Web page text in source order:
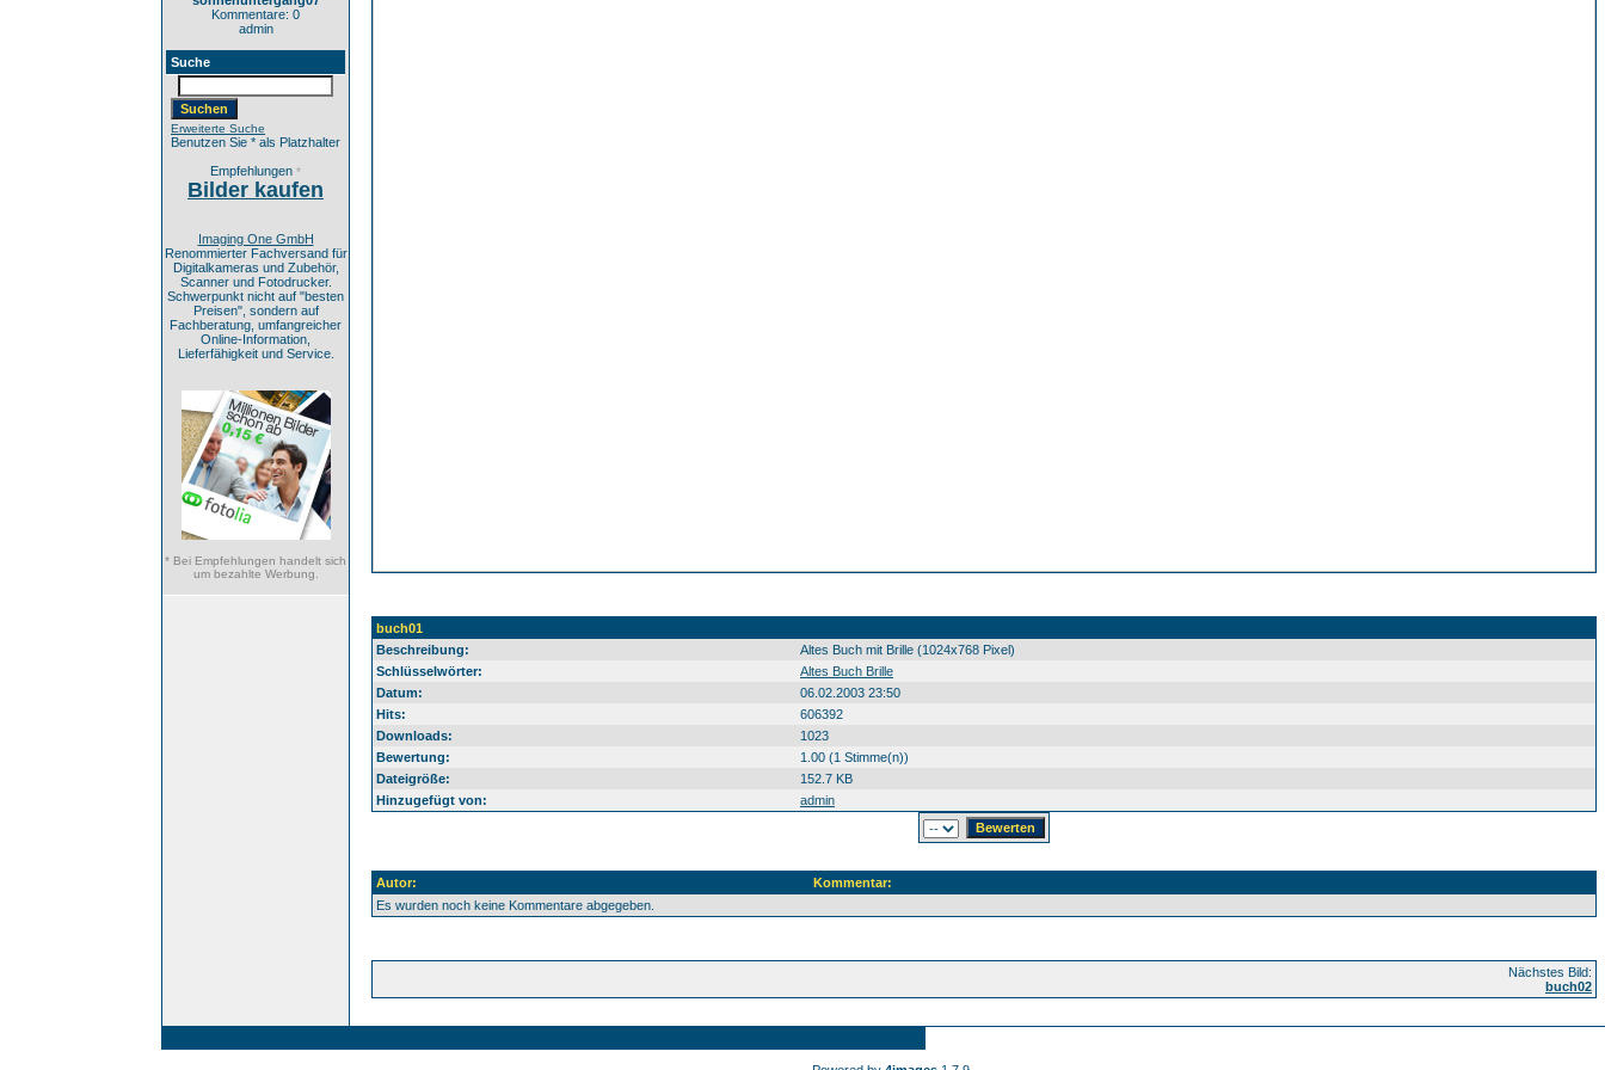
Kommentare: 0
admin
Suche
Erweiterte Suche
Benutzen Sie * als Platzhalter
Empfehlungen *
Bilder kaufen
Imaging One GmbH
Renommierter Fachversand für
Digitalkameras und Zubehör,
Scanner und Fotodrucker.
Schwerpunkt nicht auf "besten
Preisen", sondern auf
Fachberatung, umfangreicher
Online-Information,
Lieferfähigkeit und Service.
* Bei Empfehlungen handelt sich
um bezahlte Werbung.
buch01
Beschreibung:
Altes Buch mit Brille (1024x768 Pixel)
Schlüsselwörter:
Altes Buch Brille
Datum:
06.02.2003 23:50
Hits:
606392
Downloads:
1023
Bewertung:
1.00 (1 Stimme(n))
Dateigröße:
152.7 KB
Hinzugefügt von:
admin
Autor:
Kommentar:
Es wurden noch keine Kommentare abgegeben.
Nächstes Bild:
buch02